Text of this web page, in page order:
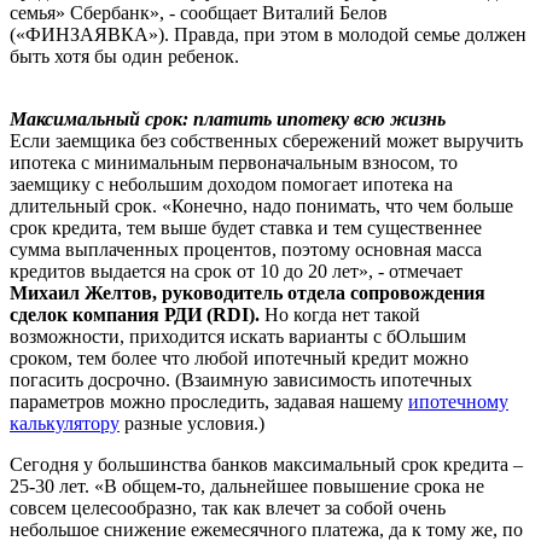
семья» Сбербанк», - сообщает Виталий Белов
(«ФИНЗАЯВКА»). Правда, при этом в молодой семье должен
быть хотя бы один ребенок.
Максимальный срок: платить ипотеку всю жизнь
Если заемщика без собственных сбережений может выручить
ипотека с минимальным первоначальным взносом, то
заемщику с небольшим доходом помогает ипотека на
длительный срок. «Конечно, надо понимать, что чем больше
срок кредита, тем выше будет ставка и тем существеннее
сумма выплаченных процентов, поэтому основная масса
кредитов выдается на срок от 10 до 20 лет», - отмечает
Михаил Желтов, руководитель отдела сопровождения
сделок компания РДИ (RDI). Но когда нет такой
возможности, приходится искать варианты с бОльшим
сроком, тем более что любой ипотечный кредит можно
погасить досрочно. (Взаимную зависимость ипотечных
параметров можно проследить, задавая нашему ипотечному
калькулятору разные условия.)
Сегодня у большинства банков максимальный срок кредита –
25-30 лет. «В общем-то, дальнейшее повышение срока не
совсем целесообразно, так как влечет за собой очень
небольшое снижение ежемесячного платежа, да к тому же, по